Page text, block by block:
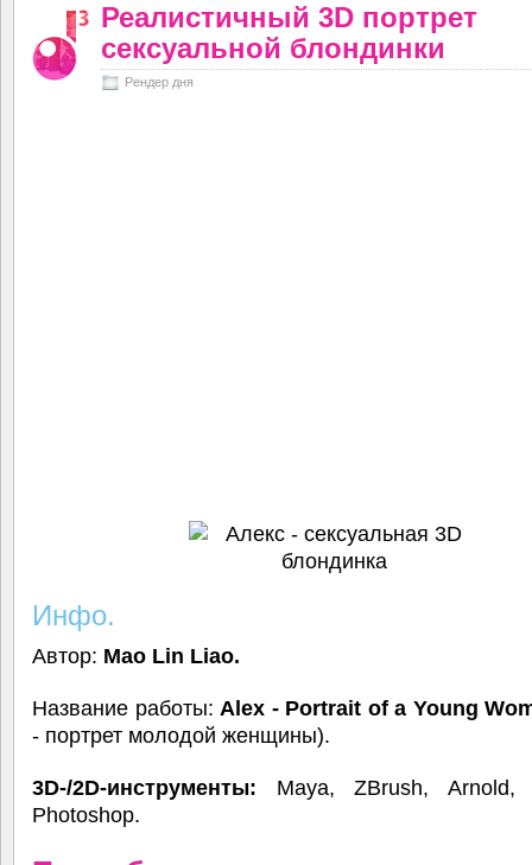
Реалистичный 3D портрет
сексуальной блондинки
Рендер дня
Инфо.
Автор: Mao Lin Liao.
Название работы:Alex - Portrait of a Young
- портрет молодой женщины).
3D-/2D-инструменты: Maya, ZBrush, Arnold,
Photoshop.